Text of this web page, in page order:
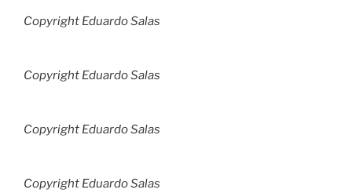
Copyright Eduardo Salas
Copyright Eduardo Salas
Copyright Eduardo Salas
Copyright Eduardo Salas